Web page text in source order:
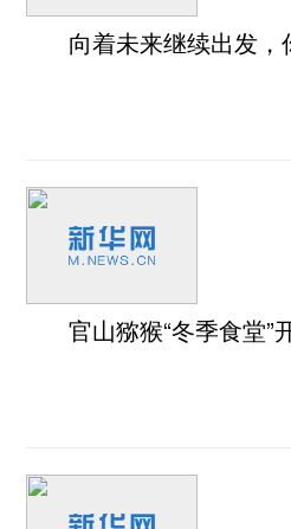
向着未来继续出发，
官山猕猴“冬季食堂”